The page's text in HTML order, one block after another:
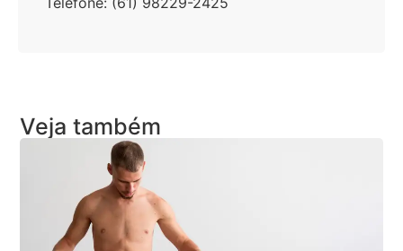
Veja também